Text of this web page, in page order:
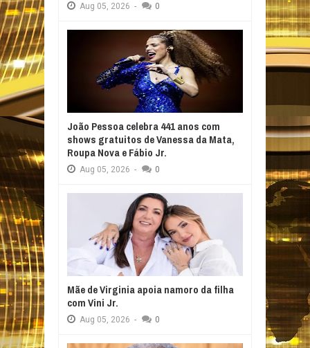
Aug 05, 2026 - 0
João Pessoa celebra 441 anos com
shows gratuitos de Vanessa da Mata,
Roupa Nova e Fábio Jr.
Aug 05, 2026 - 0
Mãe de Virginia apoia namoro da filha
com Vini Jr.
Aug 05, 2026 - 0